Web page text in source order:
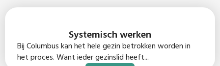
Systemisch werken
Bij Columbus kan het hele gezin betrokken worden in
het proces. Want ieder gezinslid heeft...